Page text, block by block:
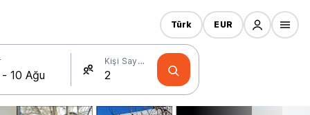
Kişi Sayısı
Türk EUR